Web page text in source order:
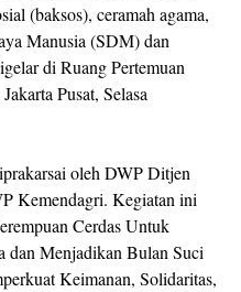
(baksos), ceramah agama,
Manusia (SDM) dan
di Ruang Pertemuan
Pusat, Selasa
oleh DWP Ditjen
Kemendagri. Kegiatan ini
Cerdas Untuk
dan Menjadikan Bulan Suci
Keimanan, Solidaritas,